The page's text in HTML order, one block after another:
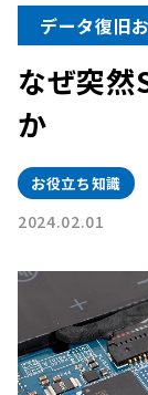
データ復旧
なぜ突然
か
お役立ち知識
2024.02.01